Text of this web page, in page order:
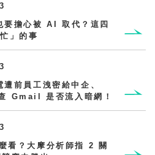
要擔心被 AI 取代？這四
」的事
遭前員工洩密給中企、
Gmail 是否流入暗網！
？大摩分析師指 2 關